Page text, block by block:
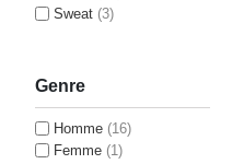
Sweat (3)
Genre
Homme (16)
Femme (1)